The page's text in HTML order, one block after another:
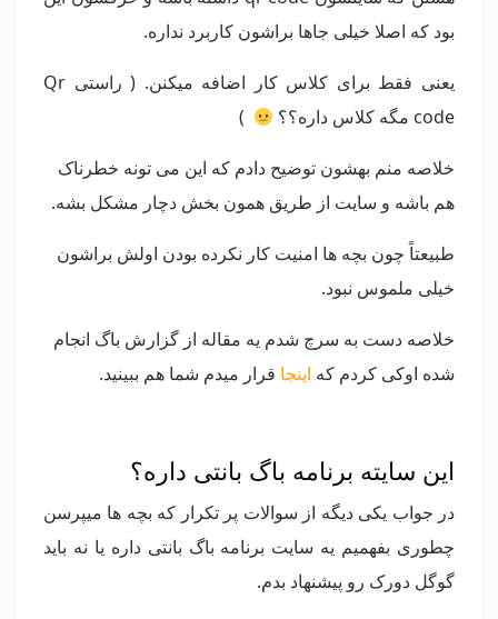
بود که اصلا خیلی جاها براشون کاربرد نداره.
یعنی فقط برای کلاس کار اضافه میکنن. ( راستی Qr
code مگه کلاس داره؟؟
)
خلاصه منم بهشون توضیح دادم که این می تونه خطرناک
هم باشه و سایت از طریق همون بخش دچار مشکل بشه.
طبیعتاً چون بچه ها امنیت کار نکرده بودن اولش براشون
خیلی ملموس نبود.
خلاصه دست به سرچ شدم یه مقاله از گزارش باگ انجام
شده اوکی کردم که اینجا قرار میدم شما هم ببینید.
این سایته برنامه باگ بانتی داره؟
در جواب یکی دیگه از سوالات پر تکرار که بچه ها میپرسن
چطوری بفهمیم یه سایت برنامه باگ بانتی داره یا نه باید
گوگل دورک رو پیشنهاد بدم.